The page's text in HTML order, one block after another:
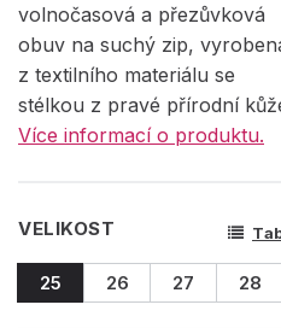
volnočasová a přezůvková
obuv na suchý zip,
z textilního materiálu se
stélkou z pravé přírodní
Více informací o produktu.
VELIKOST
25 26 27 28